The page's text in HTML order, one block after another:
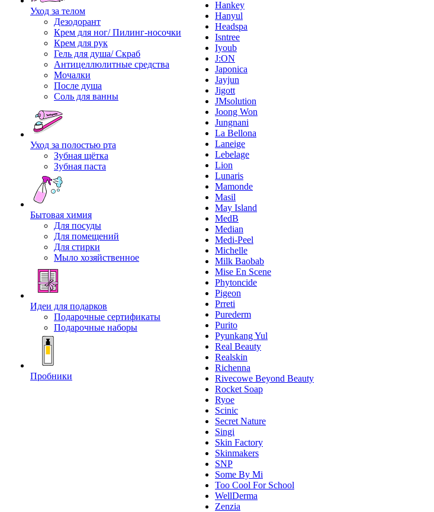
Уход за телом
Дезодорант
Крем для ног/ Пилинг-носочки
Крем для рук
Гель для душа/ Скраб
Антицеллюлитные средства
Мочалки
После душа
Соль для ванны
Уход за полостью рта
Зубная щётка
Зубная паста
Бытовая химия
Для посуды
Для помещений
Для стирки
Мыло хозяйственное
Идеи для подарков
Подарочные сертификаты
Подарочные наборы
Пробники
Hankey
Hanyul
Headspa
Isntree
Iyoub
J:ON
Japonica
Jayjun
Jigott
JMsolution
Joong Won
Jungnani
La Bellona
Laneige
Lebelage
Lion
Lunaris
Mamonde
Masil
May Island
MedB
Median
Medi-Peel
Michelle
Milk Baobab
Mise En Scene
Phytoncide
Pigeon
Prreti
Purederm
Purito
Pyunkang Yul
Real Beauty
Realskin
Richenna
Rivecowe Beyond Beauty
Rocket Soap
Ryoe
Scinic
Secret Nature
Singi
Skin Factory
Skinmakers
SNP
Some By Mi
Too Cool For School
WellDerma
Zenzia